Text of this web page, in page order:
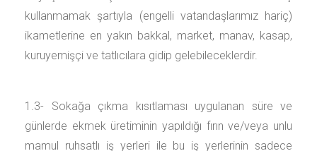
kullanmamak şartıyla (engelli vatandaşlarımız hariç)
ikametlerine en yakın bakkal, market, manav, kasap,
kuruyemişçi ve tatlıcılara gidip gelebileceklerdir.
1.3- Sokağa çıkma kısıtlaması uygulanan süre ve
günlerde ekmek üretiminin yapıldığı fırın ve/veya unlu
mamul ruhsatlı iş yerleri ile bu iş yerlerinin sadece